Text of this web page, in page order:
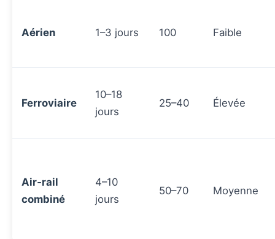
Aérien 1–3 jours 100 Faible
Ferroviaire
10–18
jours
25–40 Élevée
Air‑rail
combiné
4–10
jours
50–70 Moyenne